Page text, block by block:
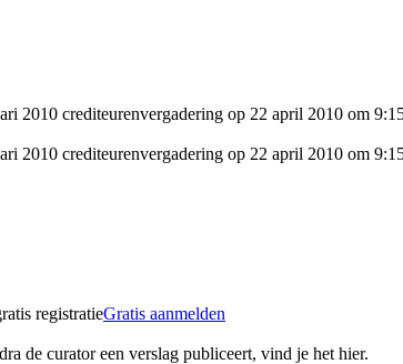
2010 crediteurenvergadering op 22 april 2010 om
2010 crediteurenvergadering op 22 april 2010 om
registratieGratis aanmelden
de curator een verslag publiceert, vind je het hier.